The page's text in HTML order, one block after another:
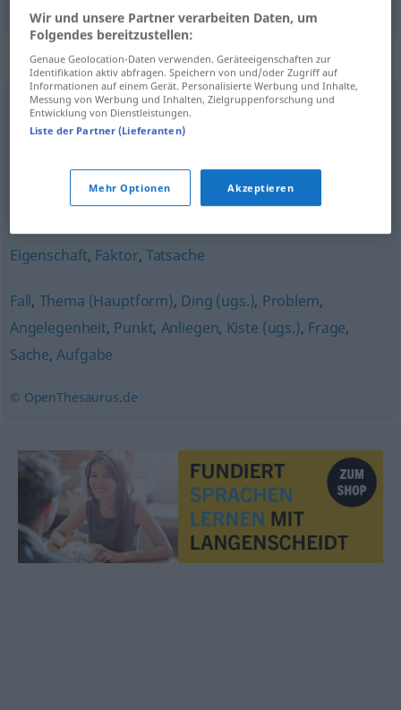
Synonyme für "Umstand"
System,Zusammenhang,Mechanismus
,Fall,Zustand,Kontext,Lage
Eigenschaft, Faktor, Tatsache
Fall, Thema (Hauptform), Ding (ugs.), Problem,
Angelegenheit, Punkt, Anliegen, Kiste (ugs.), Frage,
Sache,Aufgabe
© OpenThesaurus.de
Wir und unsere Partner verarbeiten Daten, um
Folgendes bereitzustellen:
Genaue Geolocation-Daten verwenden. Geräteeigenschaften zur
Identifikation aktiv abfragen. Speichern von und/oder Zugriff auf
Informationen auf einem Gerät. Personalisierte Werbung und Inhalte,
Messung von Werbung und Inhalten, Zielgruppenforschung und
Entwicklung von Dienstleistungen.
Liste der Partner (Lieferanten)
Mehr Optionen Akzeptieren